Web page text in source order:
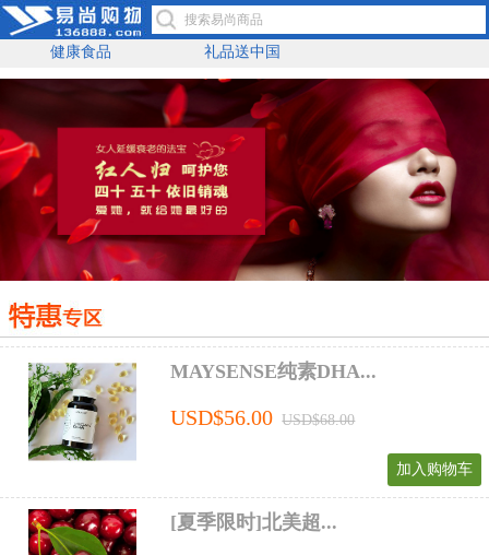
健康食品 礼品送中国
MAYSENSE纯素DHA...
USD$56.00 USD$68.00
加入购物车
[夏季限时]北美超...